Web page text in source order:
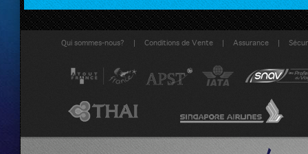
Qui sommes-nous? | Conditions de Vente | Assurance |